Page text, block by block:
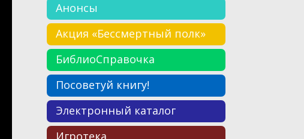
Анонсы
Акция «Бессмертный полк»
БиблиоСправочка
Посоветуй книгу!
Электронный каталог
Игротека